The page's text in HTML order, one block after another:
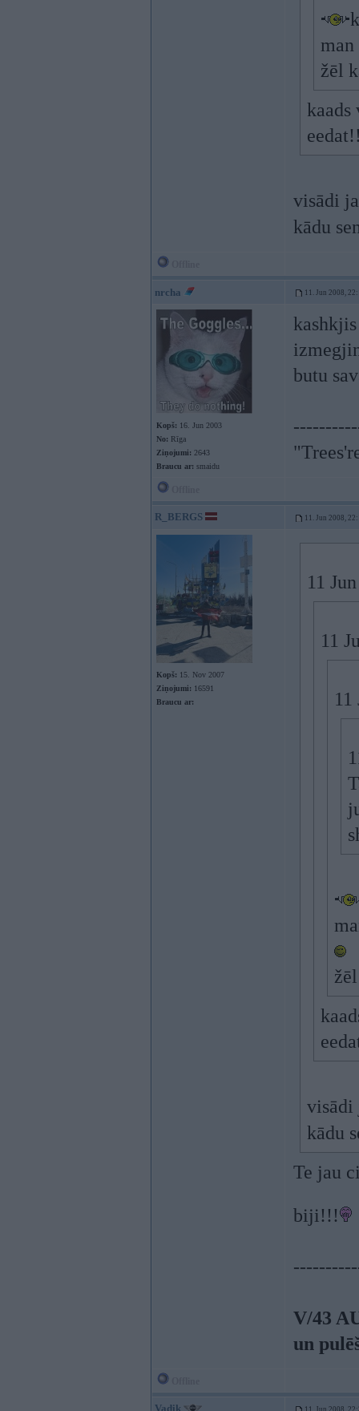
žēl
kaads
visādi
kādu
nrcha 11. Jun 2008,
Kopš: 16. Jun 2003
No: Rīga
Ziņojumi: 2643
Braucu ar: smaidu
butu
R_BERGS 11. Jun 2008,
Kopš: 15. Nov 2007
Ziņojumi: 16591
Braucu ar:
11
11
kādu
Te jau
biji!!!
V/43
un
Vadik 11. Jun 2008,